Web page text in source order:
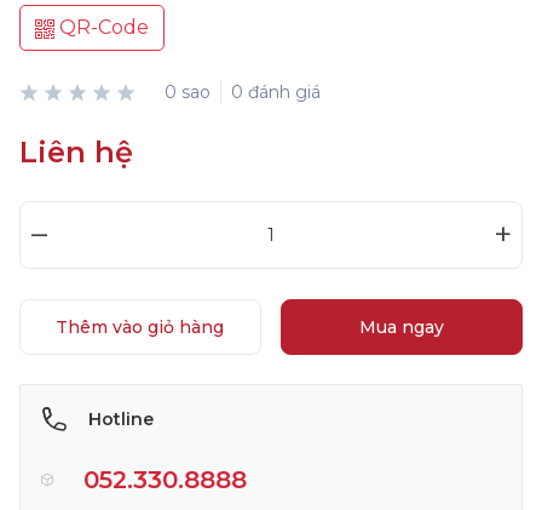
QR-Code
0 sao 0 đánh giá
Liên hệ
– +
Thêm vào giỏ hàng Mua ngay
Hotline
052.330.8888